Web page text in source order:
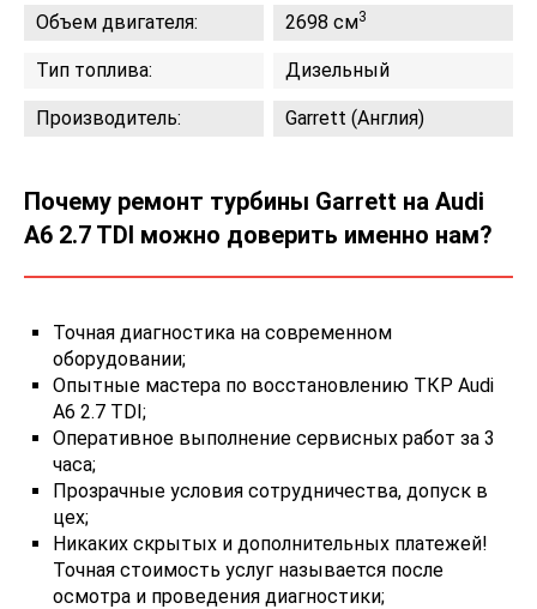
Объем двигателя: 2698 см3
Тип топлива: Дизельный
Производитель: Garrett (Англия)
Почему ремонт турбины Garrett на Audi
A6 2.7 TDI можно доверить именно нам?
Точная диагностика на современном
оборудовании;
Опытные мастера по восстановлению ТКР Audi
A6 2.7 TDI;
Оперативное выполнение сервисных работ за 3
часа;
Прозрачные условия сотрудничества, допуск в
цех;
Никаких скрытых и дополнительных платежей!
Точная стоимость услуг называется после
осмотра и проведения диагностики;